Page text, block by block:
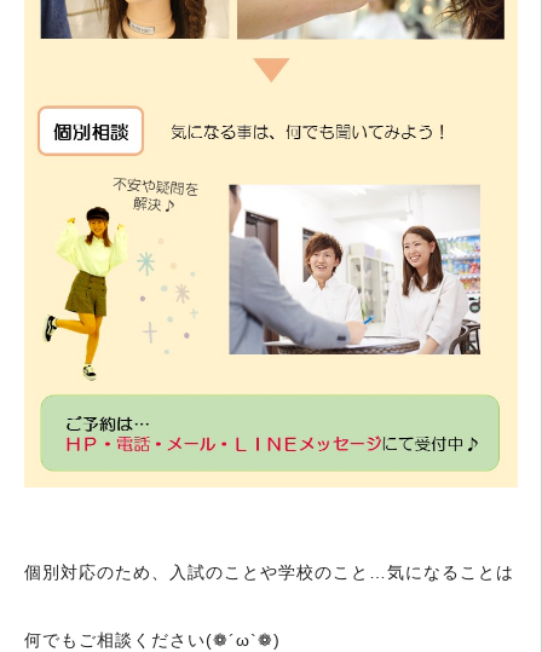
個別対応のため、入試のことや学校のこと…気になることは
何でもご相談ください(❁´ω`❁)